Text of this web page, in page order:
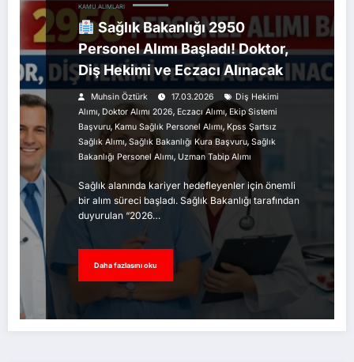
KAMU ALIMLARI
Sağlık Bakanlığı 2950
Personel Alımı Başladı! Doktor,
Diş Hekimi ve Eczacı Alınacak
Muhsin Öztürk 17.03.2026
Diş Hekimi
Alımı, Doktor Alımı 2026, Eczacı Alımı, Ekip Sistemi
Başvuru, Kamu Sağlık Personel Alımı, Kpss Şartsız
Sağlık Alımı, Sağlık Bakanlığı Kura Başvuru, Sağlık
Bakanlığı Personel Alımı, Uzman Tabip Alımı
Sağlık alanında kariyer hedefleyenler için önemli
bir alım süreci başladı. Sağlık Bakanlığı tarafından
duyurulan “2026…
Daha fazlasını oku